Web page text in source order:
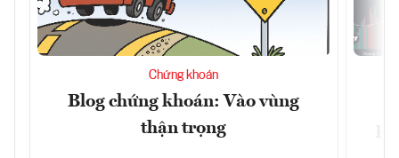
Chứng khoán
Blog chứng khoán: Vào vùng
thận trọng